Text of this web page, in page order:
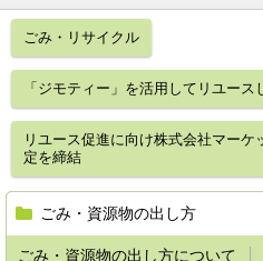
ごみ・リサイクル
「ジモティー」を活用してリユース
リユース促進に向け株式会社マー
定を締結
ごみ・資源物の出し方
ごみ・資源物の出し方について